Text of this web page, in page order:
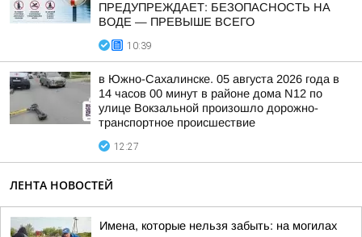
ПРЕДУПРЕЖДАЕТ: БЕЗОПАСНОСТЬ НА
ВОДЕ — ПРЕВЫШЕ ВСЕГО
10:39
в Южно-Сахалинске. 05 августа 2026 года в
14 часов 00 минут в районе дома N12 по
улице Вокзальной произошло дорожно-
транспортное происшествие
12:27
ЛЕНТА НОВОСТЕЙ
Имена, которые нельзя забыть: на могилах